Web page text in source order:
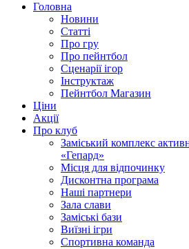
Головна
Новини
Статті
Про гру
Про пейнтбол
Сценарії ігор
Інструктаж
Пейнтбол Магазин
Ціни
Акції
Про клуб
Заміський комплекс
«Гепард»
Місця для відпочинку
Дисконтна програма
Наші партнери
Зала слави
Заміські бази
Виїзні ігри
Спортивна команда